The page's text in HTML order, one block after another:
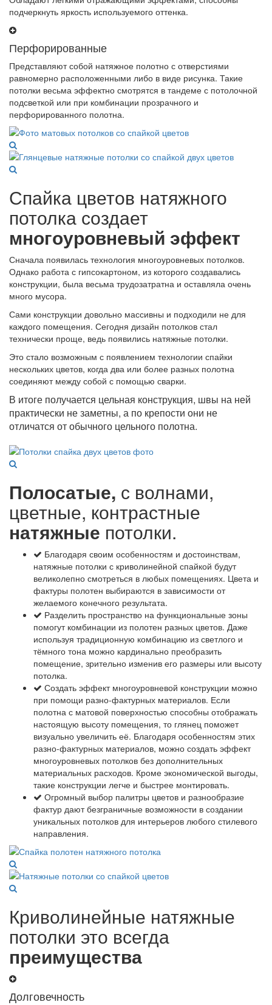
подчеркнуть яркость используемого оттенка.
Перфорированные
Представляют собой натяжное полотно с отверстиями
равномерно расположенными либо в виде рисунка. Такие
потолки весьма эффектно смотрятся в тандеме с потолочной
подсветкой или при комбинации прозрачного и
перфорированного полотна.
Спайка цветов натяжного
потолка создает
многоуровневый эффект
Сначала появилась технология многоуровневых потолков.
Однако работа с гипсокартоном, из которого создавались
конструкции, была весьма трудозатратна и оставляла очень
много мусора.
Сами конструкции довольно массивны и подходили не для
каждого помещения. Сегодня дизайн потолков стал
технически проще, ведь появились натяжные потолки.
Это стало возможным с появлением технологии спайки
нескольких цветов, когда два или более разных полотна
соединяют между собой с помощью сварки.
В итоге получается цельная конструкция, швы на ней
практически не заметны, а по крепости они не
отличатся от обычного цельного полотна.
Полосатые, с волнами,
цветные, контрастные
натяжные потолки.
Благодаря своим особенностям и достоинствам,
натяжные потолки с криволинейной спайкой будут
великолепно смотреться в любых помещениях. Цвета и
фактуры полотен выбираются в зависимости от
желаемого конечного результата.
Разделить пространство на функциональные зоны
помогут комбинации из полотен разных цветов. Даже
используя традиционную комбинацию из светлого и
тёмного тона можно кардинально преобразить
помещение, зрительно изменив его размеры или высоту
потолка.
Создать эффект многоуровневой конструкции можно
при помощи разно-фактурных материалов. Если
полотна с матовой поверхностью способны отображать
настоящую высоту помещения, то глянец поможет
визуально увеличить её. Благодаря особенностям этих
разно-фактурных материалов, можно создать эффект
многоуровневых потолков без дополнительных
материальных расходов. Кроме экономической выгоды,
такие конструкции легче и быстрее монтировать.
Огромный выбор палитры цветов и разнообразие
фактур дают безграничные возможности в создании
уникальных потолков для интерьеров любого стилевого
направления.
Криволинейные натяжные
потолки это всегда
преимущества
Долговечность